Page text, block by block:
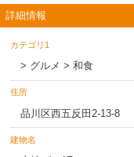
詳細情報
カテゴリ1
> グルメ > 和食
住所
品川区西五反田2-13-8
建物名